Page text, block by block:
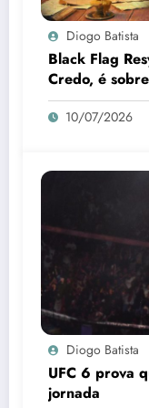
Diogo Batista
Black Flag
Credo, é
10/07/2026
Diogo Batista
UFC 6 prova
jornada